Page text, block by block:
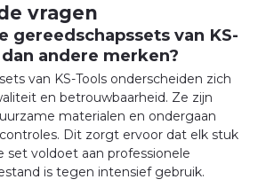
vragen
gereedschapssets van KS-
andere merken?
van KS-Tools onderscheiden zich
en betrouwbaarheid. Ze zijn
materialen en ondergaan
Dit zorgt ervoor dat elk stuk
set voldoet aan professionele
is tegen intensief gebruik.